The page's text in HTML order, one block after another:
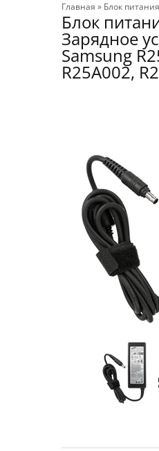
Главная » Блок питания
Блок
Зарядное
Samsung
R25A002,